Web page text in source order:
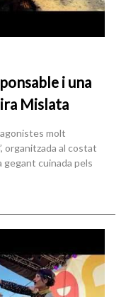
i una
Mislata
molt
organitzada al costat
gegant cuinada pels